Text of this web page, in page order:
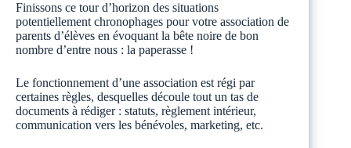
Finissons ce tour d’horizon des situations
potentiellement chronophages pour votre association de
parents d’élèves en évoquant la bête noire de bon
nombre d’entre nous : la paperasse !
Le fonctionnement d’une association est régi par
certaines règles, desquelles découle tout un tas de
documents à rédiger : statuts, règlement intérieur,
communication vers les bénévoles, marketing, etc.